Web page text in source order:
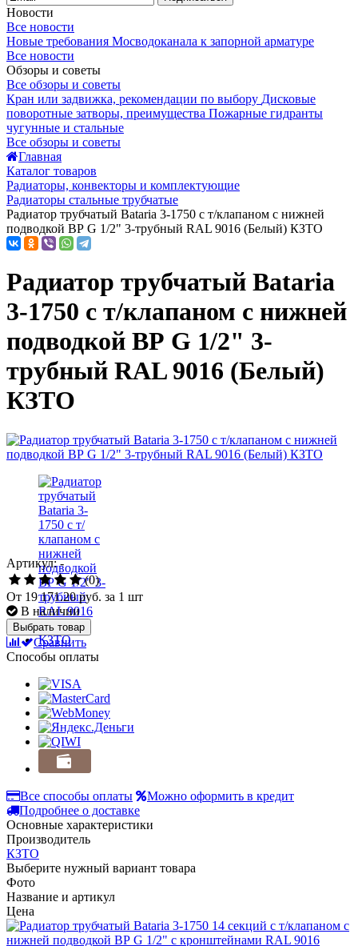
Новости
Все новости
Новые требования Мосводоканала к запорной арматуре
Все новости
Обзоры и советы
Все обзоры и советы
Кран или задвижка, рекомендации по выбору Дисковые
поворотные затворы, преимущества Пожарные гидранты
чугунные и стальные
Все обзоры и советы
Главная
Каталог товаров
Радиаторы, конвекторы и комплектующие
Радиаторы стальные трубчатые
Радиатор трубчатый Bataria 3-1750 с т/клапаном с нижней
подводкой ВР G 1/2" 3-трубный RAL 9016 (Белый) КЗТО
Радиатор трубчатый Bataria
3-1750 с т/клапаном с нижней
подводкой ВР G 1/2" 3-
трубный RAL 9016 (Белый)
КЗТО
Артикул: -
(0)
От 19 171.20 руб. за 1 шт
В наличии
Выбрать товар
Сравнить
Способы оплаты
Все способы оплаты
Можно оформить в кредит
Подробнее о доставке
Основные характеристики
Производитель
КЗТО
Выберите нужный вариант товара
Фото
Название и артикул
Цена